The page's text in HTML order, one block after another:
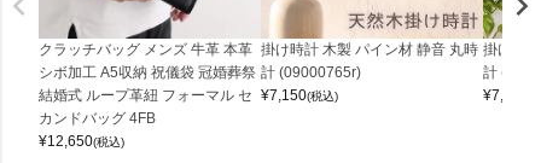
クラッチバッグ メンズ 牛革 本革
シボ加工 A5収納 祝儀袋 冠婚葬祭
結婚式 ループ革紐 フォーマル セ
カンドバッグ 4FB
¥12,650(税込)
掛け時計 木製 パイン材 静音 丸時
計 (09000765r)
¥7,150(税込)
掛け時
計
¥7,150